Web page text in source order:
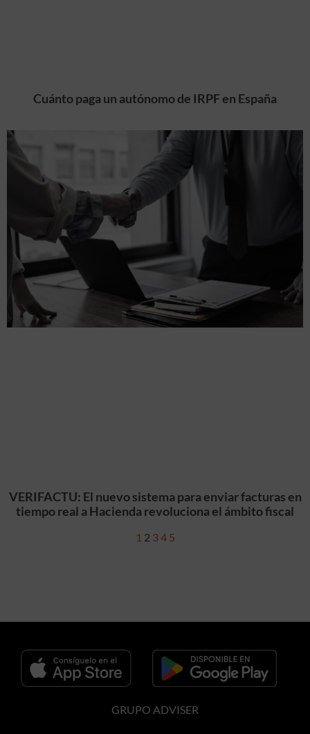
Cuánto paga un autónomo de IRPF en España
VERIFACTU: El nuevo sistema para enviar facturas en
tiempo real a Hacienda revoluciona el ámbito fiscal
1 2 34 5
GRUPO ADVISER